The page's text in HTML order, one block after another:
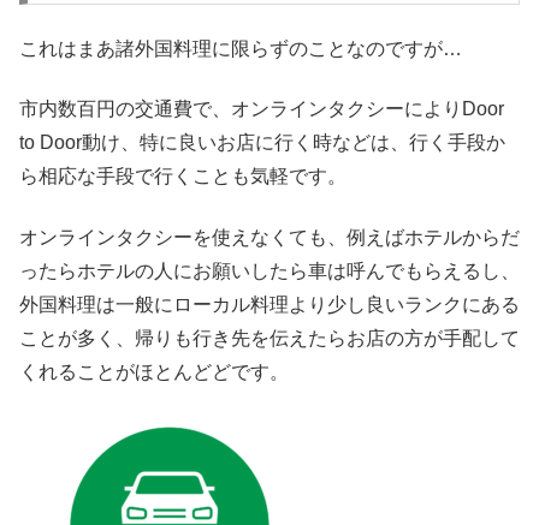
これはまあ諸外国料理に限らずのことなのですが…
市内数百円の交通費で、オンラインタクシーによりDoor
to Door動け、特に良いお店に行く時などは、行く手段か
ら相応な手段で行くことも気軽です。
オンラインタクシーを使えなくても、例えばホテルからだ
ったらホテルの人にお願いしたら車は呼んでもらえるし、
外国料理は一般にローカル料理より少し良いランクにある
ことが多く、帰りも行き先を伝えたらお店の方が手配して
くれることがほとんどどです。